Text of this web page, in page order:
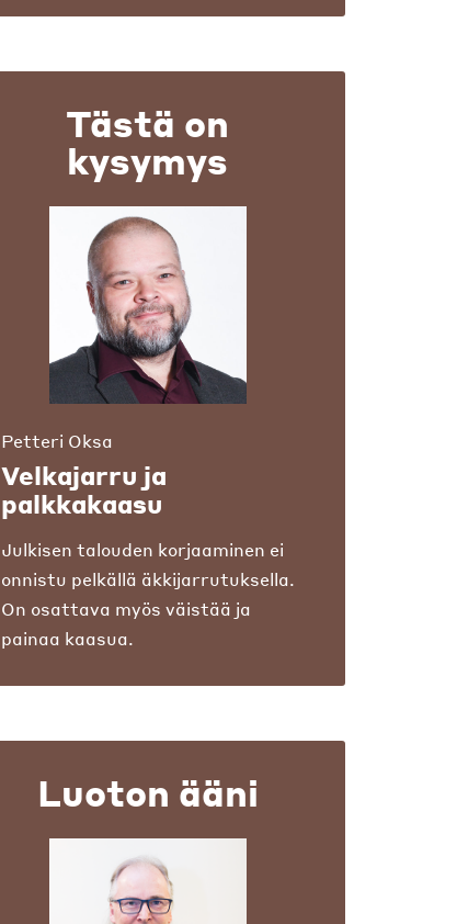
Tästä on
kysymys
Petteri Oksa
Velkajarru ja
palkkakaasu
Julkisen talouden korjaaminen ei
onnistu pelkällä äkkijarrutuksella.
On osattava myös väistää ja
painaa kaasua.
Luoton ääni